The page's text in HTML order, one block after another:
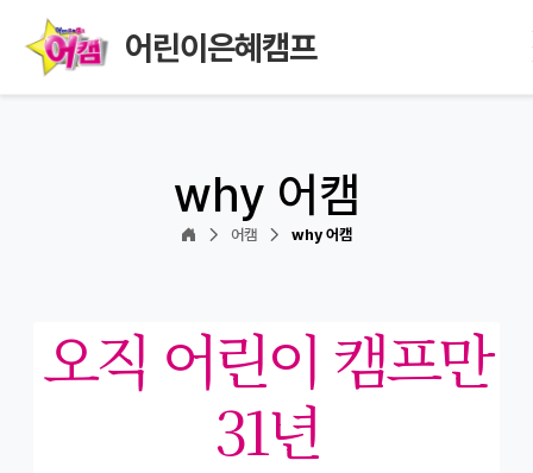
어린이은혜캠프
why 어캠
어캠 why 어캠
오직 어린이 캠프만
31년